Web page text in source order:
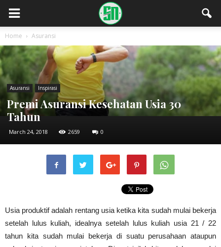
Home Asuransi
Asuransi Inspirasi
Premi Asuransi Kesehatan Usia 30
Tahun
March 24, 2018 2659 0
Usia produktif adalah rentang usia ketika kita sudah mulai bekerja
setelah lulus kuliah, idealnya setelah lulus kuliah usia 21 / 22
tahun kita sudah mulai bekerja di suatu perusahaan ataupun